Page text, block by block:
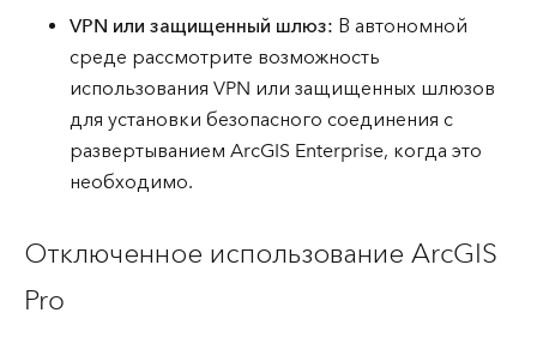
VPN или защищенный шлюз: В автономной
среде рассмотрите возможность
использования VPN или защищенных шлюзов
для установки безопасного соединения с
развертыванием ArcGIS Enterprise, когда это
необходимо.
Отключенное использование ArcGIS
Pro